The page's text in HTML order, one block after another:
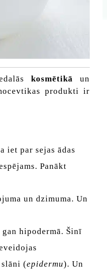
kosmētikā un
produkti ir
iet par sejas ādas
Panākt
un dzimuma. Un
hipodermā. Šinī
(epidermu). Un